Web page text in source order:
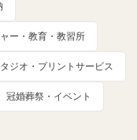
ー・教育・教習所
ジオ・プリントサービス
冠婚葬祭・イベント